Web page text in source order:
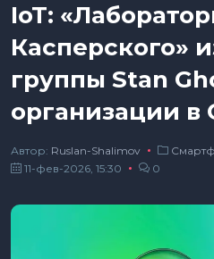
IoT:
Касперского»
группы Stan
организации в
Автор: Ruslan-Shalimov
11-фев-2026, 15:30
0